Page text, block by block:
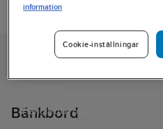
Produkter
Kampanjer
Tjänster
Handla hos oss
Produkter Trädgård &
Bänkbord
information
Cookie-inställningar